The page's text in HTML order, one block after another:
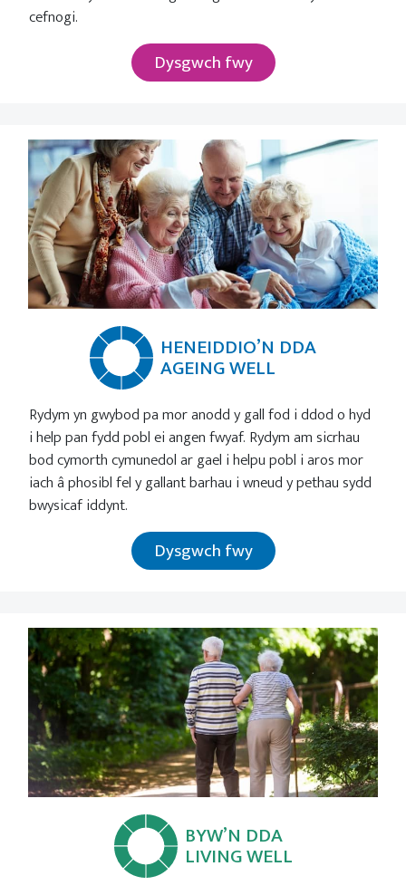
cefnogi.
Dysgwch fwy
HENEIDDIO’N DDA
AGEING WELL
Rydym yn gwybod pa mor anodd y gall fod i ddod o hyd
i help pan fydd pobl ei angen fwyaf. Rydym am sicrhau
bod cymorth cymunedol ar gael i helpu pobl i aros mor
iach â phosibl fel y gallant barhau i wneud y pethau sydd
bwysicaf iddynt.
Dysgwch fwy
BYW’N DDA
LIVING WELL